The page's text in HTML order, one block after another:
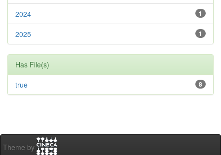
1
2024
1
2025
Has File(s)
8
true
Theme by